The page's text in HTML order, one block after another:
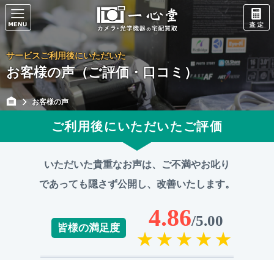
サービスご利用後にいただいた
お客様の声（ご評価・口コミ）
お客様の声
ご利用後にいただいたご評価
いただいた貴重なお声は、ご不満やお叱り
であっても 隠さず公開し、改善いたします。
皆様の満足度 4.86/5.00